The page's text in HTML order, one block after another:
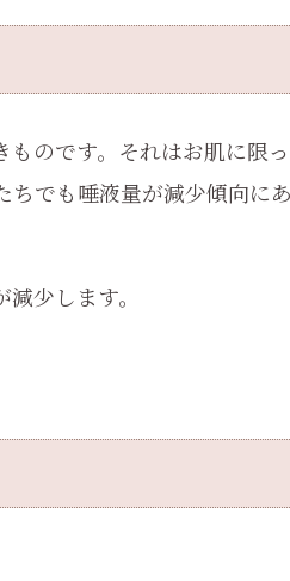
のです。それはお肌に限っ
ちでも唾液量が減少傾向に
少します。